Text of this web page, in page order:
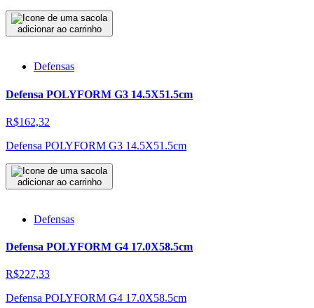
adicionar ao carrinho
Defensas
Defensa POLYFORM G3 14.5X51.5cm
R$162,32
Defensa POLYFORM G3 14.5X51.5cm
adicionar ao carrinho
Defensas
Defensa POLYFORM G4 17.0X58.5cm
R$227,33
Defensa POLYFORM G4 17.0X58.5cm